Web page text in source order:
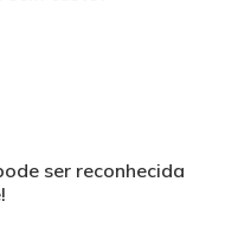
ser reconhecida